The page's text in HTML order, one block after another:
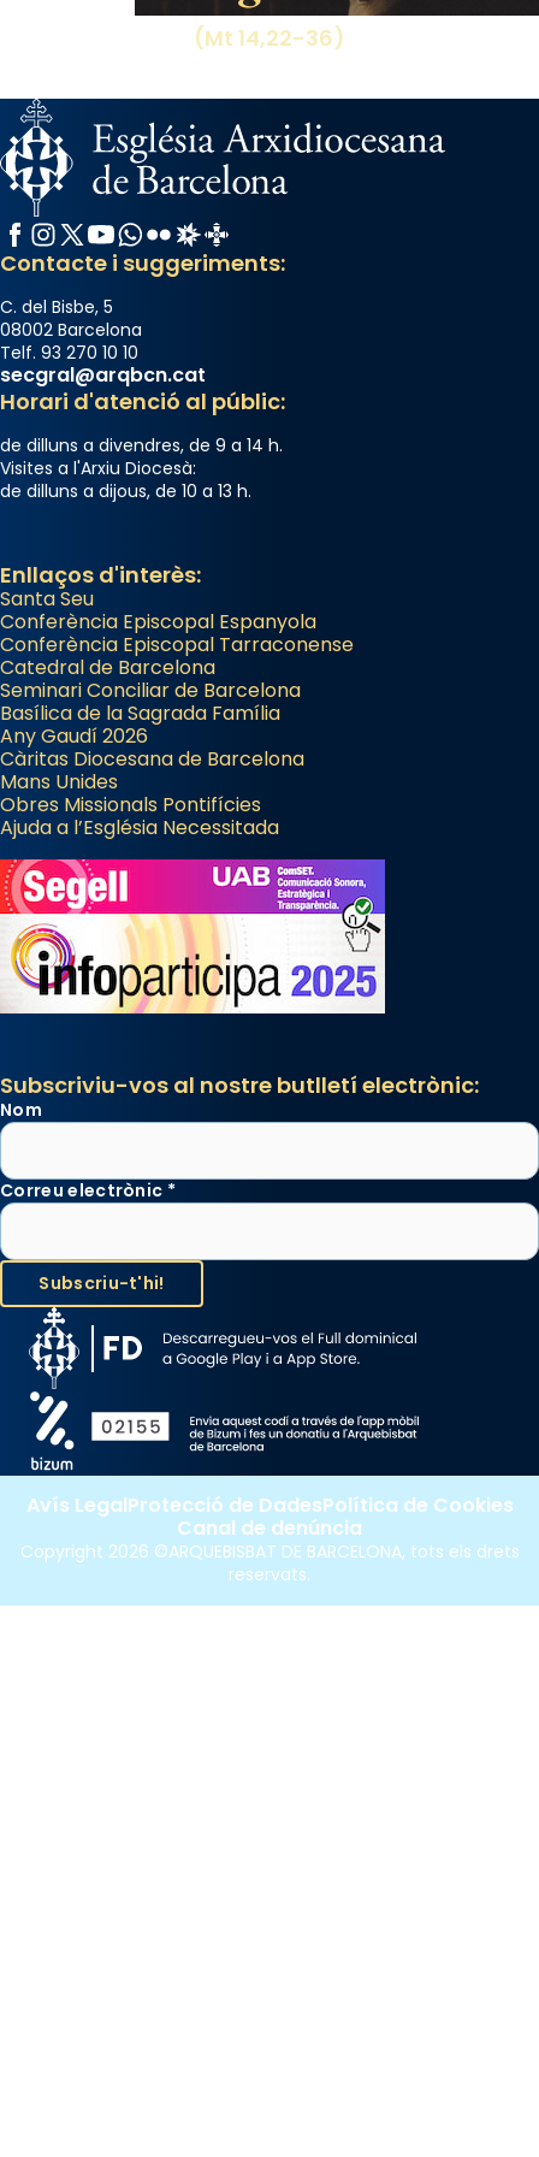
(Mt 14,22-36)
Facebook
Instagram
X / Twitter
YouTube
WhatsApp
FlickrRadio Estel
Catalunya Cristiana
Contacte i suggeriments:
C. del Bisbe, 5
08002 Barcelona
Telf. 93 270 10 10
secgral@arqbcn.cat
Horari d'atenció al públic:
de dilluns a divendres, de 9 a 14 h.
Visites a l'Arxiu Diocesà:
de dilluns a dijous, de 10 a 13 h.
Enllaços d'interès:
Santa Seu
Conferència Episcopal Espanyola
Conferència Episcopal Tarraconense
Catedral de Barcelona
Seminari Conciliar de Barcelona
Basílica de la Sagrada Família
Any Gaudí 2026
Càritas Diocesana de Barcelona
Mans Unides
Obres Missionals Pontifícies
Ajuda a l’Església Necessitada
Subscriviu-vos al nostre butlletí electrònic:
Nom
Correu electrònic *
Copyright 2026 ©ARQUEBISBAT DE BARCELONA, tots els drets
reservats.
Avís LegalProtecció de DadesPolítica de Cookies
Canal de denúncia